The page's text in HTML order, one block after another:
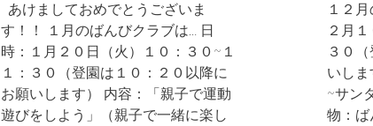
あけましておめでとうございま
す！！ １月のばんびクラブは… 日
時：１月２０日（火）１０：３０~１
１：３０（登園は１０：２０以降に
お願いします） 内容：「親子で運動
遊びをしよう」（親子で一緒に楽し
１２
２月
３０
いしま
~サン
物：ば